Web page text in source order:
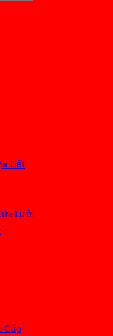
Tiết
Lưới
Cấp